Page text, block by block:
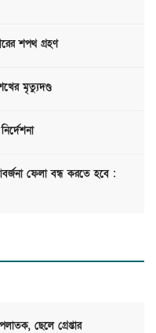
শপথ গ্রহণ
মৃত্যুদণ্ড
ফেলা বন্ধ করতে হবে :
ছেলে গ্রেপ্তার